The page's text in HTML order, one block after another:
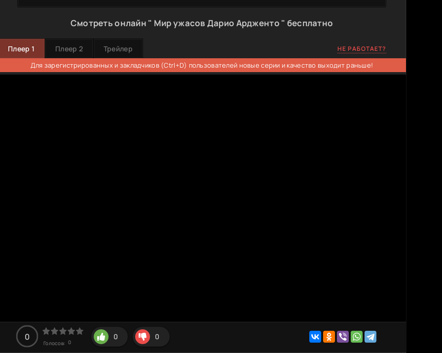
Смотреть онлайн " Мир ужасов Дарио Ардженто " бесплатно
Плеер 1 Плеер 2 Трейлер НЕ РАБОТАЕТ?
Для зарегистрированных и закладчиков (Ctrl+D) пользователей новые серии и качество выходит раньше!
0
Голосов: 0
0 0